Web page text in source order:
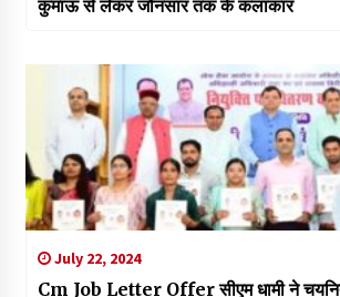
कुमाऊं से लेकर जौनसार तक के कलाकार
July 22, 2024
Cm Job Letter Offer सीएम धामी ने चयनित